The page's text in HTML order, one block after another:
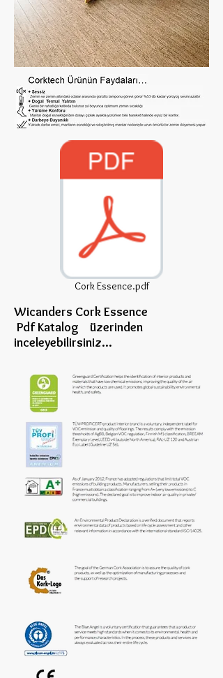
Cork Essence.pdf
Wicanders Cork Essence
Pdf Katalog üzerinden
inceleyebilirsiniz...